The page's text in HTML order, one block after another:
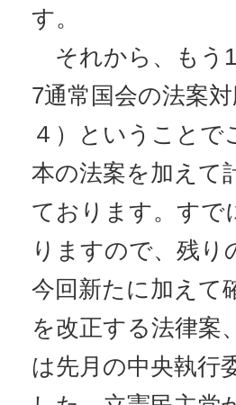
す。
それから、もう
7通常国会の法案
４）ということ
本の法案を加えて
ております。すで
りますので、残
今回新たに加えて
を改正する法律案
は先月の中央執行